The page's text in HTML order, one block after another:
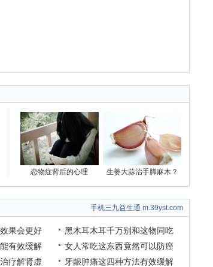
恋物症背后的心理 生姜大蒜治手脚麻木？
手机三九益生通 m.39yst.com
果会更好
有效缓解
疗解肾虚
黑木耳木耳千万别和这物同吃
女人常吃这东西竟然可以防癌
牙龈肿痛这四种方法有效缓解